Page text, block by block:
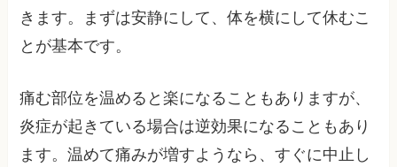
きます。まずは安静にして、体を横にして休むこ
とが基本です。
痛む部位を温めると楽になることもありますが、
炎症が起きている場合は逆効果になることもあり
ます。温めて痛みが増すようなら、すぐに中止し